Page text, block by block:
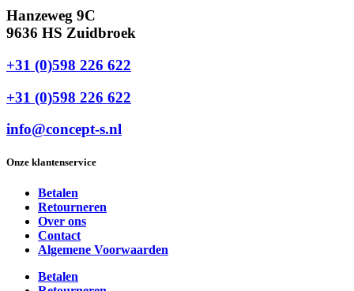
Hanzeweg 9C
9636 HS Zuidbroek
+31 (0)598 226 622
+31 (0)598 226 622
info@concept-s.nl
Onze klantenservice
Betalen
Retourneren
Over ons
Contact
Algemene Voorwaarden
Betalen